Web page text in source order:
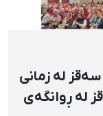
لە زمانی
لە ڕوانگەی